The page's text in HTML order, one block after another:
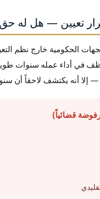
تعيين — هل له
الحكومية خارج نظم
في أداء عمله سنوات
إلا أنه يكتشف لاحقاً أن
قضائياً)